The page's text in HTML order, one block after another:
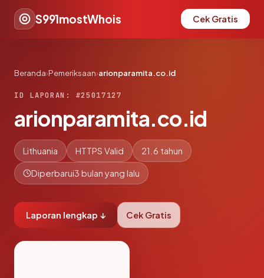
S991mostWhois Cek Gratis
Beranda›Pemeriksaan›arionparamita.co.id
ID LAPORAN: #25017127
arionparamita.co.id
Lithuania HTTPS Valid 21.6 tahun
Diperbarui3 bulan yang lalu
Laporan lengkap ↓ Cek Gratis